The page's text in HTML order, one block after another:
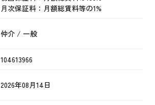
月次保証料：月額総賃料等の1%
仲介 / 一般
104613966
2026年08月14日